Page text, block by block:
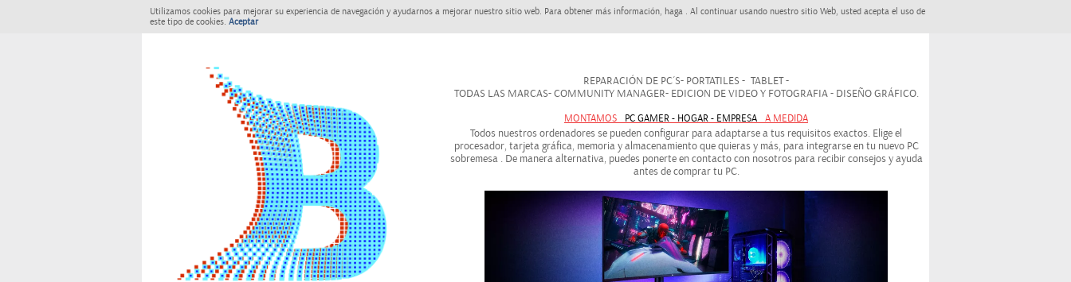
Utilizamos cookies para mejorar su experiencia de navegación y ayudarnos a mejorar nuestro sitio web. Para obtener más información, haga . Al continuar usando nuestro sitio Web, usted acepta el uso de
este tipo de cookies. Aceptar
REPARACIÓN DE PC´S- PORTATILES - TABLET -
TODAS LAS MARCAS- COMMUNITY MANAGER- EDICION DE VIDEO Y FOTOGRAFIA - DISEÑO GRÁFICO.
MONTAMOS PC GAMER - HOGAR - EMPRESA A MEDIDA
Todos nuestros ordenadores se pueden configurar para adaptarse a tus requisitos exactos. Elige el
procesador, tarjeta gráfica, memoria y almacenamiento que quieras y más, para integrarse en tu nuevo PC
sobremesa . De manera alternativa, puedes ponerte en contacto con nosotros para recibir consejos y ayuda
antes de comprar tu PC.